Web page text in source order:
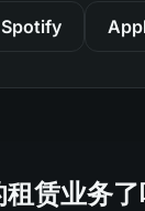
Spotify
赁业务了